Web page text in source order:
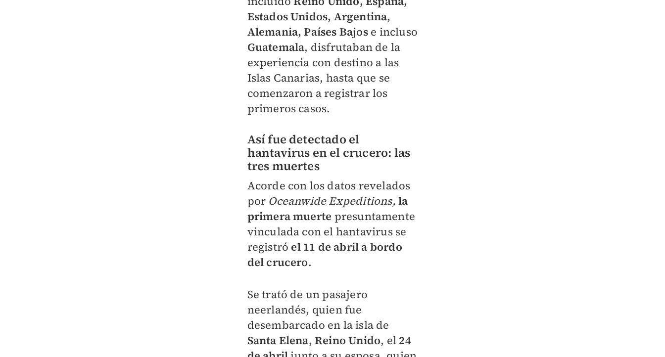
Estados Unidos, Argentina,
Alemania, Países Bajose incluso
Guatemala, disfrutaban de la
experiencia con destino a las
Islas Canarias, hasta que se
comenzaron a registrar los
primeros casos.
Así fue detectado el
hantavirus en el crucero: las
tres muertes
Acorde con los datos revelados
por Oceanwide Expeditions, la
primera muerte presuntamente
vinculada con el hantavirus se
registró el 11 de abril a bordo
del crucero.
Se trató de un pasajero
neerlandés, quien fue
desembarcado en la isla de
Santa Elena, Reino Unido, el 24